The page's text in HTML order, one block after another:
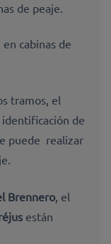
de peaje.
en cabinas de
tramos, el
de
puede realizar
Brennero , el
están